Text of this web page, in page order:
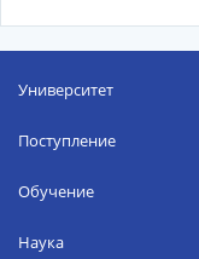
Университет
Поступление
Обучение
Наука